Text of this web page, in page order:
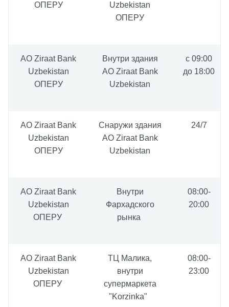
ОПЕРУ
Uzbekistan
ОПЕРУ
AO Ziraat Bank
Uzbekistan
ОПЕРУ
Внутри здания
АО Ziraat Bank
Uzbekistan
с 09:00
до 18:00
AO Ziraat Bank
Uzbekistan
ОПЕРУ
Снаружи здания
AO Ziraat Bank
Uzbekistan
24/7
АО Ziraat Bank
Uzbekistan
ОПЕРУ
Внутри
Фархадского
рынка
08:00-
20:00
АО Ziraat Bank
Uzbekistan
ОПЕРУ
ТЦ Малика,
внутри
супермаркета
"Korzinka"
08:00-
23:00